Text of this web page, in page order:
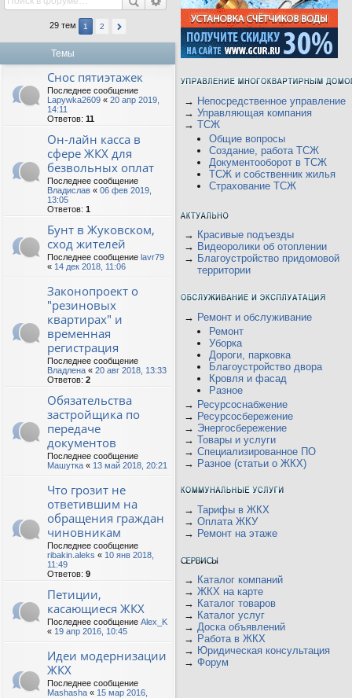
29 тем 1 2
Темы
Снос пятиэтажек
Последнее сообщение
Lapywka2609 « 20 апр 2019,
14:11
Ответов: 11
Он-лайн касса в
сфере ЖКХ для
безвольных оплат
Последнее сообщение
Владислав « 06 фев 2019,
13:05
Ответов: 1
Бунт в Жуковском,
сход жителей
Последнее сообщение lavr79
« 14 дек 2018, 11:06
Законопроект о
"резиновых
квартирах" и
временная
регистрация
Последнее сообщение
Владлена « 20 авг 2018, 13:33
Ответов: 2
Обязательства
застройщика по
передаче
документов
Последнее сообщение
Машутка « 13 май 2018, 20:21
Что грозит не
ответившим на
обращения граждан
чиновникам
Последнее сообщение
ribakin.aleks « 10 янв 2018,
11:49
Ответов: 9
Петиции,
касающиеся ЖКХ
Последнее сообщение Alex_K
« 19 апр 2016, 10:45
Идеи модернизации
ЖКХ
Последнее сообщение
Mashasha « 15 мар 2016,
→ Непосредственное управление
→ Управляющая компания
→ ТСЖ
Общие вопросы
Создание, работа ТСЖ
Документооборот в ТСЖ
ТСЖ и собственник жилья
Страхование ТСЖ
→ Красивые подъезды
→ Видеоролики об отоплении
→ Благоустройство придомовой
территории
→ Ремонт и обслуживание
Ремонт
Уборка
Дороги, парковка
Благоустройство двора
Кровля и фасад
Разное
→ Ресурсоснабжение
→ Ресурсосбережение
→ Энергосбережение
→ Товары и услуги
→ Специализированное ПО
→ Разное (статьи о ЖКХ)
→ Тарифы в ЖКХ
→ Оплата ЖКУ
→ Ремонт на этаже
→ Каталог компаний
→ ЖКХ на карте
→ Каталог товаров
→ Каталог услуг
→ Доска объявлений
→ Работа в ЖКХ
→ Юридическая консультация
→ Форум